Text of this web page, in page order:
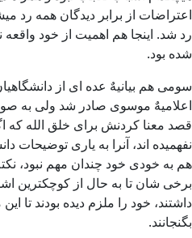
اعتراضات از برابر دیدگان همه
رد شد. اینجا هم اهمیت از خود
شده بود.
سومی هم بیانیهٌ عده ای از
اعلامیهٌ موسوی صادر شد ولی به
قصد معنا كردنش برای خلق الله
نفهمیده اند، آنرا به یاری توضیحات
هم به خودی خود چندان مهم نبود،
برخی شان تا به حال از کوچکترین
داشتند، خود را ملزم دیده بودند
بگنجانند.